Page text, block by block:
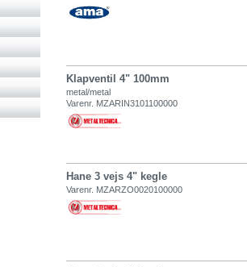
Klapventil 4" 100mm
metal/metal
Varenr. MZARIN3101100000
Hane 3 vejs 4" kegle
Varenr. MZARZO0020100000